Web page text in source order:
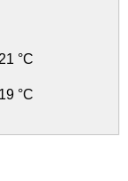
°C
°C